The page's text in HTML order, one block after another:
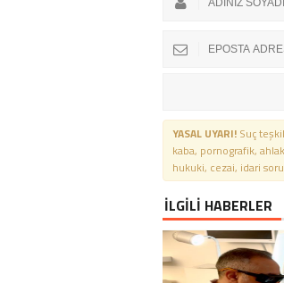
YASAL UYARI! Suç
kaba, pornografik,
hukuki, cezai, idari
İLGİLİ HABERLER